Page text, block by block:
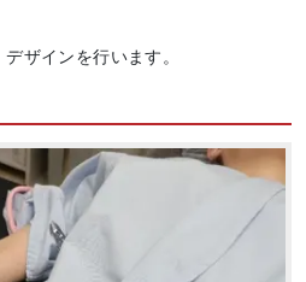
ザインを行います。